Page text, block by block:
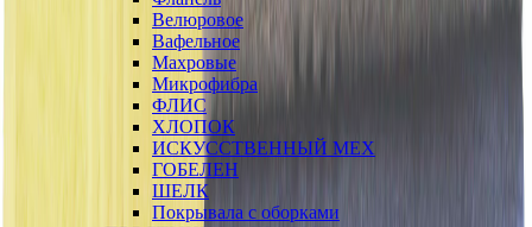
Велюровое
Вафельное
Махровые
Микрофибра
ФЛИС
ХЛОПОК
ИСКУССТВЕННЫЙ МЕХ
ГОБЕЛЕН
ШЕЛК
Покрывала с оборками